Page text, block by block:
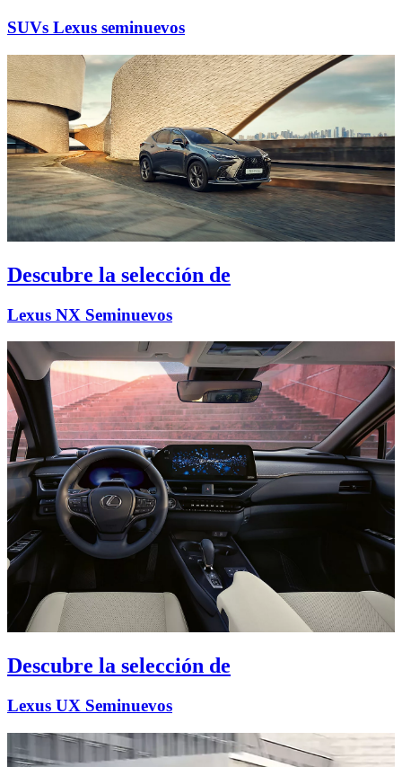
SUVs Lexus seminuevos
Descubre la selección de
Lexus NX Seminuevos
Descubre la selección de
Lexus UX Seminuevos